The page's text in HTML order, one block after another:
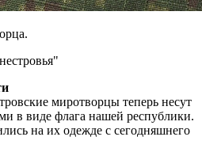
миротворцы теперь несут
в виде флага нашей республики.
на их одежде с сегодняшнего